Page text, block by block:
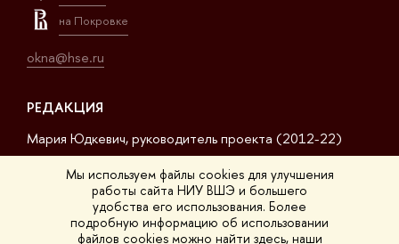
Мы используем файлы cookies для улучшения
работы сайта НИУ ВШЭ и большего
удобства его использования. Более
подробную информацию об использовании
файлов cookies можно найти здесь, наши
на Покровке
okna@hse.ru
РЕДАКЦИЯ
Мария Юдкевич, руководитель проекта (2012-22)
Дмитрий Дагаев, руководитель проекта (2022-23)
Сергей Матвеев, шеф-редактор (2017-23)
Арсений Кустов, редактор сайта